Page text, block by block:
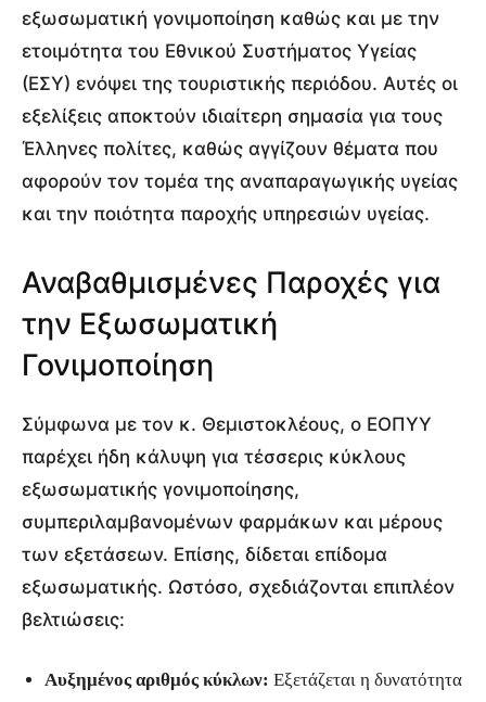
εξωσωματική γονιμοποίηση καθώς και με την
ετοιμότητα του Εθνικού Συστήματος Υγείας
(ΕΣΥ) ενόψει της τουριστικής περιόδου. Αυτές οι
εξελίξεις αποκτούν ιδιαίτερη σημασία για τους
Έλληνες πολίτες, καθώς αγγίζουν θέματα που
αφορούν τον τομέα της αναπαραγωγικής υγείας
και την ποιότητα παροχής υπηρεσιών υγείας.
Αναβαθμισμένες Παροχές για
την Εξωσωματική
Γονιμοποίηση
Σύμφωνα με τον κ. Θεμιστοκλέους, ο ΕΟΠΥΥ
παρέχει ήδη κάλυψη για τέσσερις κύκλους
εξωσωματικής γονιμοποίησης,
συμπεριλαμβανομένων φαρμάκων και μέρους
των εξετάσεων. Επίσης, δίδεται επίδομα
εξωσωματικής. Ωστόσο, σχεδιάζονται επιπλέον
βελτιώσεις:
Αυξημένος αριθμός κύκλων: Εξετάζεται η δυνατότητα